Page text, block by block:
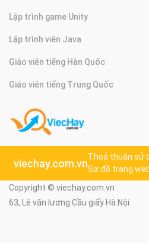
Lập trình game Unity
Lập trình viên Java
Giáo viên tiếng Hàn Quốc
Giáo viên tiếng Trung Quốc
viechay.com.vn
Thoả thuận sử
Sơ đồ trang
Copyright © viechay.com.vn
63, Lê văn lương Cầu giấy Hà Nội